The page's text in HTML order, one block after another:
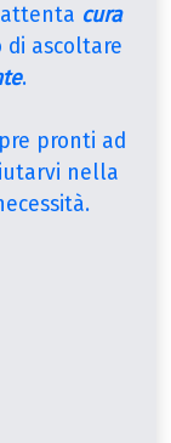
cura
di ascoltare
.
pronti ad
nella